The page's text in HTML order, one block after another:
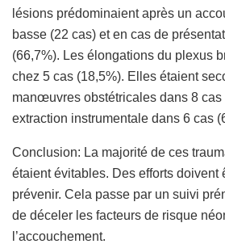
lésions prédominaient après un
basse (22 cas) et en cas de
(66,7%). Les élongations du plexus
chez 5 cas (18,5%). Elles étaient
manœuvres obstétricales dans 8 cas
extraction instrumentale dans 6 cas
Conclusion: La majorité de ces
étaient évitables. Des efforts doivent
prévenir. Cela passe par un suivi
de déceler les facteurs de risque
l’accouchement.